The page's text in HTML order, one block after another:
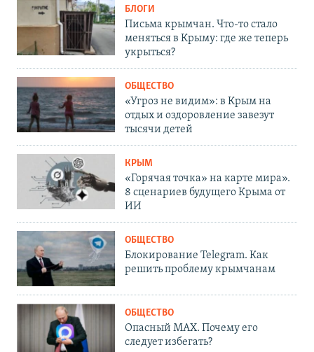
БЛОГИ
Письма крымчан. Что-то стало
меняться в Крыму: где же теперь
укрыться?
ОБЩЕСТВО
«Угроз не видим»: в Крым на
отдых и оздоровление завезут
тысячи детей
КРЫМ
«Горячая точка» на карте мира».
8 сценариев будущего Крыма от
ИИ
ОБЩЕСТВО
Блокирование Telegram. Как
решить проблему крымчанам
ОБЩЕСТВО
Опасный MAX. Почему его
следует избегать?